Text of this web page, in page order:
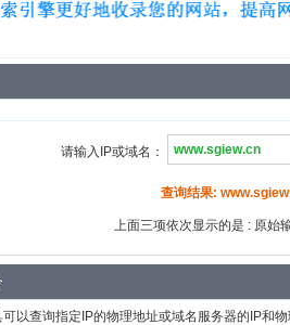
请输入IP或域名：
查询结果:
上面三项依次显示的是 : 原始
以查询指定IP的物理地址或域名服务器的IP和